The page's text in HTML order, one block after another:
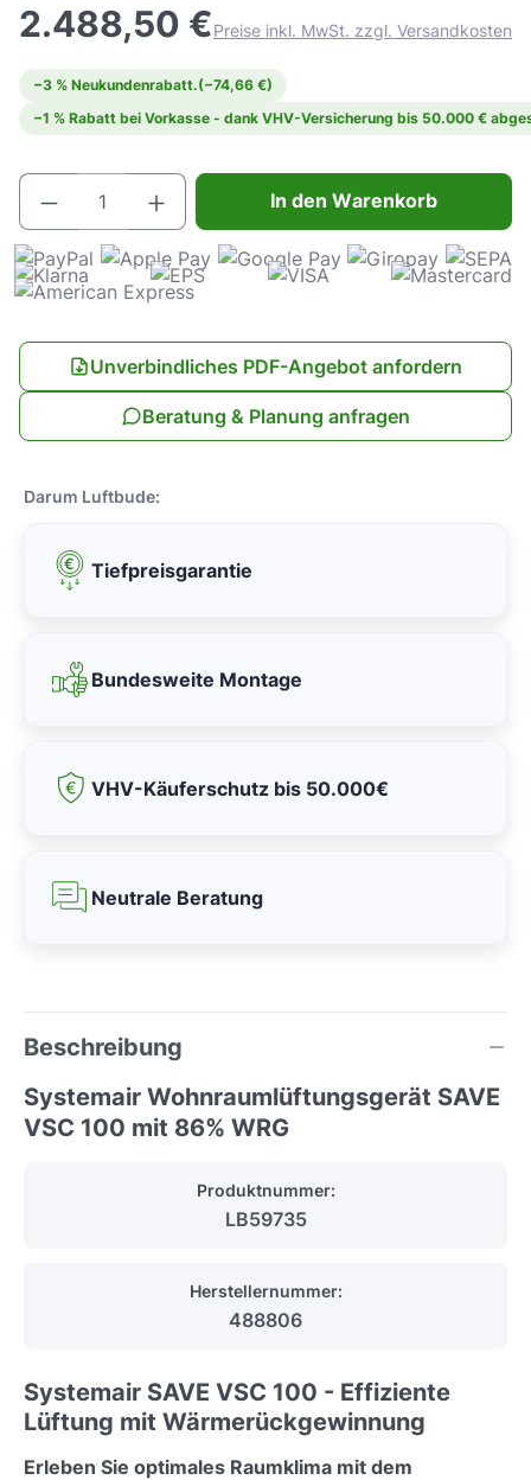
2.488,50 €Preise inkl. MwSt. zzgl. Versandkosten
−3 % Neukundenrabatt.(−74,66 €)
−1 % Rabatt bei Vorkasse - dank VHV-Versicherung bis 50.000 €
Produkt Anzahl: Gib den gewünschten
In den Warenkorb
Unverbindliches PDF-Angebot anfordern
Beratung & Planung anfragen
Darum Luftbude:
Tiefpreisgarantie
Bundesweite Montage
VHV-Käuferschutz bis 50.000€
Neutrale Beratung
Beschreibung
Systemair Wohnraumlüftungsgerät SAVE
VSC 100 mit 86% WRG
Produktnummer:
LB59735
Herstellernummer:
488806
Systemair SAVE VSC 100 - Effiziente
Lüftung mit Wärmerückgewinnung
Erleben Sie optimales Raumklima mit dem